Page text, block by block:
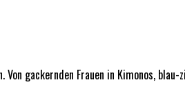
gackernden Frauen in Kimonos,